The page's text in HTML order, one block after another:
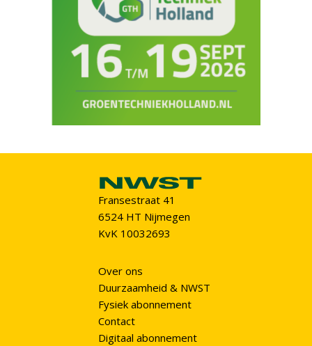
Fransestraat 41
6524 HT Nijmegen
KvK 10032693
Over ons
Duurzaamheid & NWST
Fysiek abonnement
Contact
Digitaal abonnement